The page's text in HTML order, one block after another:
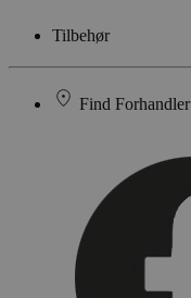
Tilbehør
Find Forhandler